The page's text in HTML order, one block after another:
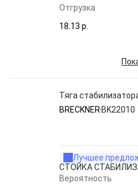
Отгрузка
18.13 p.
Тяга
BRECKNER BK22010
Лучшее
СТОЙКА
Вероятность